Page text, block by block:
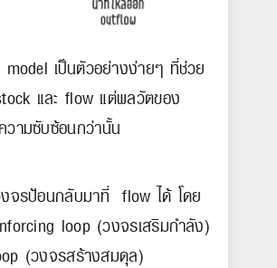
เป็นตัวอย่างง่ายๆ ที่ช่วย
และ flow แต่พลวัตของ
วามซับซ้อนกว่านั้น
จรป้อนกลับมาที่ flow ได้ โดย
loop (วงจรเสริมกำลัง)
(วงจรสร้างสมดุล)